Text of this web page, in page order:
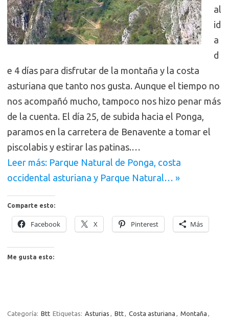
al
id
a
d
e 4 días para disfrutar de la montaña y la costa
asturiana que tanto nos gusta. Aunque el tiempo no
nos acompañó mucho, tampoco nos hizo penar más
de la cuenta. El día 25, de subida hacia el Ponga,
paramos en la carretera de Benavente a tomar el
piscolabis y estirar las patinas.…
Leer más: Parque Natural de Ponga, costa
occidental asturiana y Parque Natural… »
Comparte esto:
Facebook X Pinterest Más
Me gusta esto:
Categoría: Btt Etiquetas: Asturias , Btt, Costa asturiana , Montaña ,